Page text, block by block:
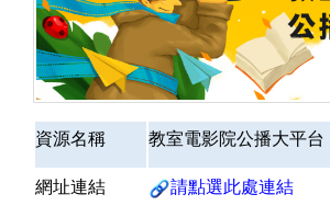
資源名稱 教室電影院公播大平台
網址連結 請點選此處連結